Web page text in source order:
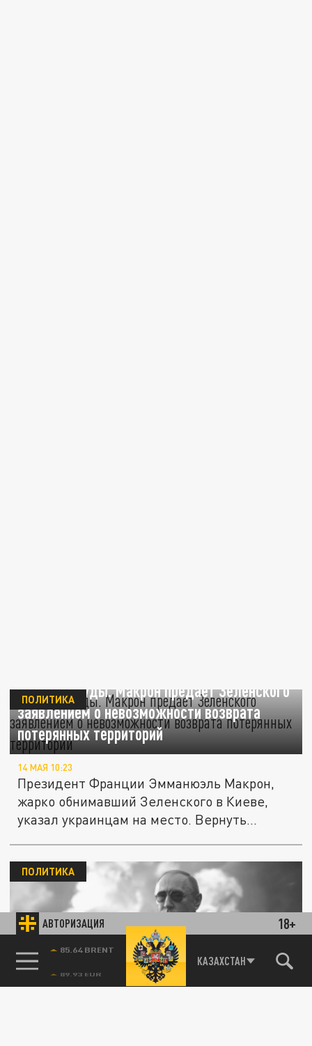
АВТОРИЗАЦИЯ 18+
КАЗАХСТАН
Поцелуй Иуды. Макрон предает Зеленского
заявлением о невозможности возврата
потерянных территорий
ПОЛИТИКА
14 МАЯ 10:23
Президент Франции Эмманюэль Макрон,
жарко обнимавший Зеленского в Киеве,
указал украинцам на место. Вернуть...
Лидеры Европы в панике продолжают
ПОЛИТИКА